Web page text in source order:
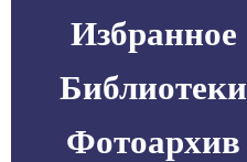
Избранное
Библиотеки
Фотоархив